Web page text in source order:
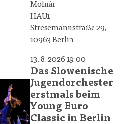
Molnár
HAU1
Stresemannstraße 29,
10963 Berlin
13. 8. 2026 19:00
Das Slowenische
Jugendorchester
erstmals beim
Young Euro
Classic in Berlin